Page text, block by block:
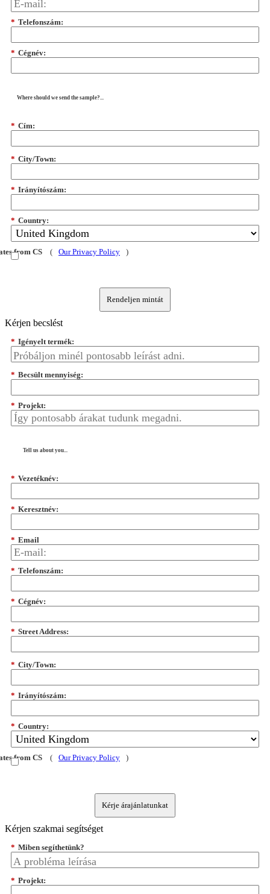
* Telefonszám:
* Cégnév:
Where should we send the sample?...
* Cím:
* City/Town:
* Irányítószám:
* Country:
from CS ( Our Privacy Policy )
Rendeljen mintát
Kérjen becslést
* Igényelt termék:
* Becsült mennyiség:
* Projekt:
Tell us about you...
* Vezetéknév:
* Keresztnév:
* Email
* Telefonszám:
* Cégnév:
* Street Address:
* City/Town:
* Irányítószám:
* Country:
from CS ( Our Privacy Policy )
Kérje árajánlatunkat
Kérjen szakmai segítséget
* Miben segíthetünk?
* Projekt: